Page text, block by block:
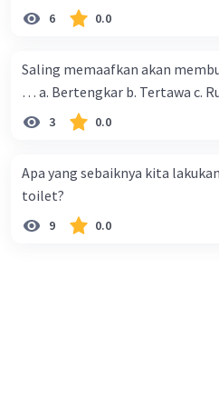
6 0.0
Saling memaafkan akan
… a. Bertengkar b. Tertawa c.
3 0.0
Apa yang sebaiknya kita
toilet?
9 0.0